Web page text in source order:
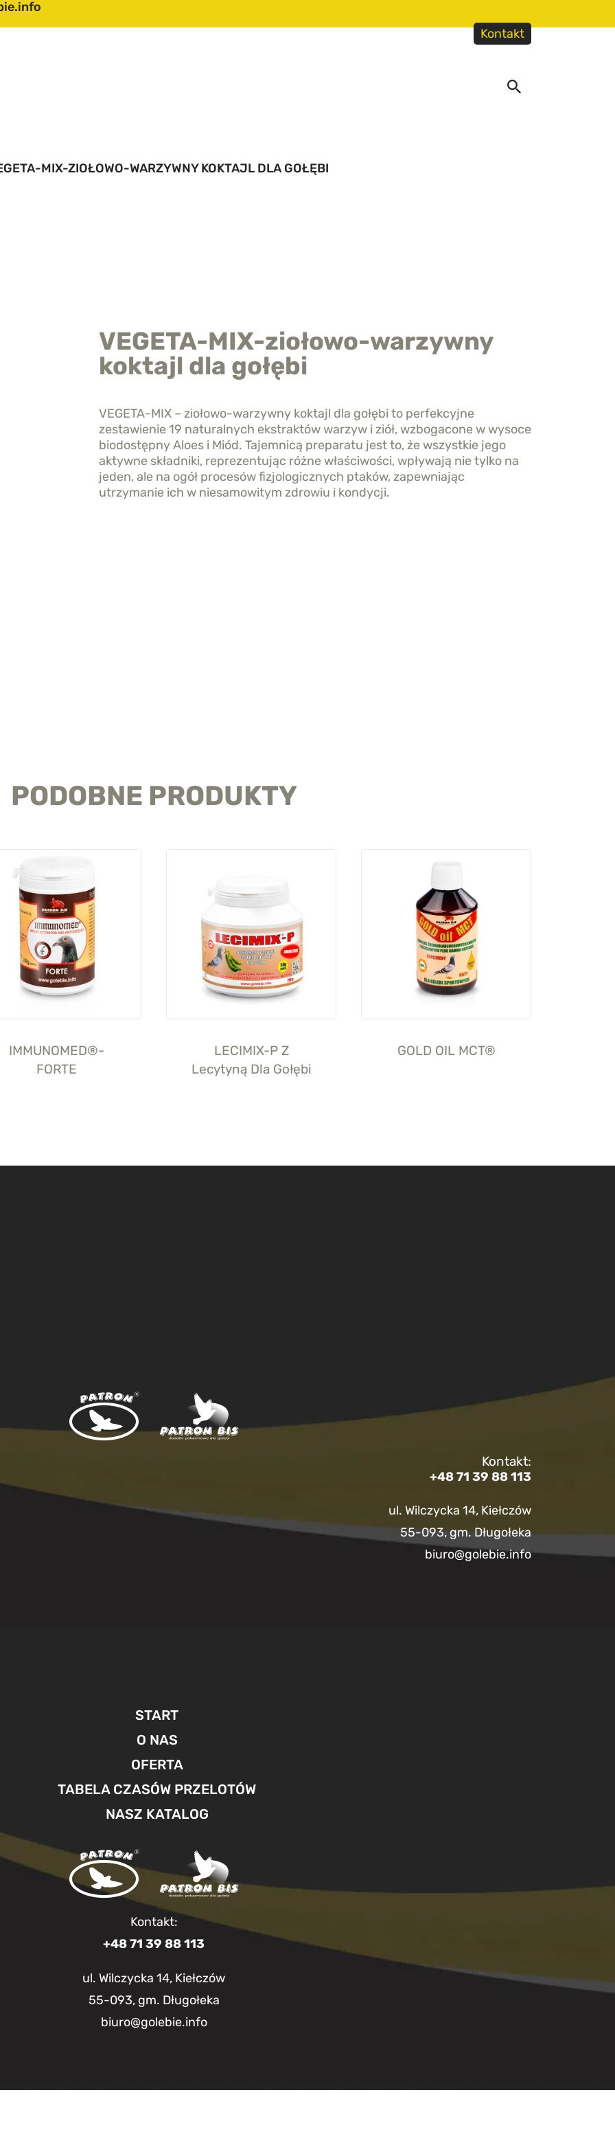
Kontakt
MIX-ZIOŁOWO-WARZYWNY KOKTAJL DLA GOŁĘBI
VEGETA-MIX-ziołowo-warzywny
koktajl dla gołębi
VEGETA-MIX – ziołowo-warzywny koktajl dla gołębi to perfekcyjne
zestawienie 19 naturalnych ekstraktów warzyw i ziół, wzbogacone w wysoce
biodostępny Aloes i Miód. Tajemnicą preparatu jest to, że wszystkie jego
aktywne składniki, reprezentując różne właściwości, wpływają nie tylko na
jeden, ale na ogół procesów fizjologicznych ptaków, zapewniając
utrzymanie ich w niesamowitym zdrowiu i kondycji.
PODOBNE PRODUKTY
IMMUNOMED®-
FORTE
LECIMIX-P Z
Lecytyną Dla Gołębi
GOLD OIL MCT®
Kontakt:
+48 71 39 88 113
ul. Wilczycka 14, Kiełczów
55-093, gm. Długołeka
biuro@golebie.info
START
O NAS
OFERTA
TABELA CZASÓW PRZELOTÓW
NASZ KATALOG
Kontakt:
+48 71 39 88 113
ul. Wilczycka 14, Kiełczów
55-093, gm. Długołeka
biuro@golebie.info